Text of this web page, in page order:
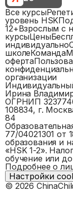
Все курсы
уровень HSK
12+Взрослым с
курсыЦены
индивидуально
школеКоманда
оферта
организации
Ирина
ОГРНИП
108834, г.
84
77/04021301 от
образования и
«HSK 1-2».
обучение или
Подробнее о
Настройки
© 2026